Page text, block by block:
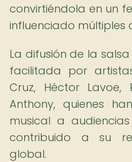
convirtiéndola en un
influenciado múltiples
La difusión de la
facilitada por
Cruz, Héctor Lavoe,
Anthony, quienes
musical a
contribuido a su
global.